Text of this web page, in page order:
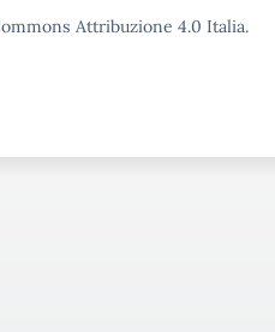
Attribuzione 4.0 Italia.